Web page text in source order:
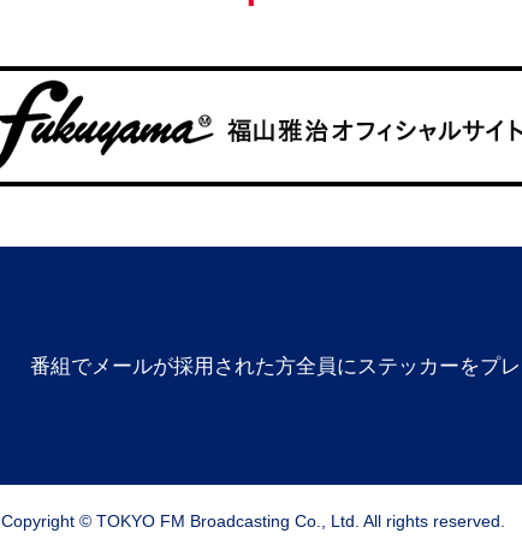
番組でメールが採用された方全員にステッカーをプ
Copyright © TOKYO FM Broadcasting Co., Ltd. All rights reserved.